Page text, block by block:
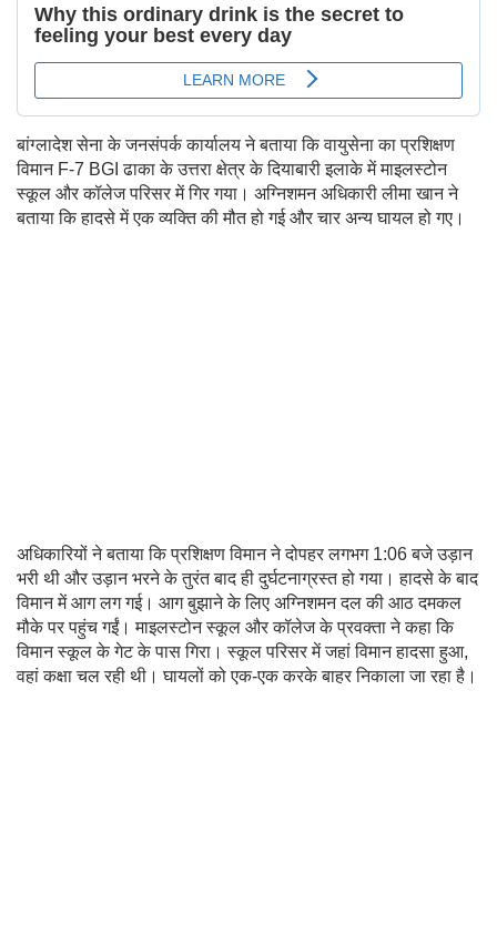
बांग्लादेश सेना के जनसंपर्क कार्यालय ने बताया कि वायुसेना का प्रशिक्षण
विमान F-7 BGI ढाका के उत्तरा क्षेत्र के दियाबारी इलाके में माइलस्टोन
स्कूल और कॉलेज परिसर में गिर गया। अग्निशमन अधिकारी लीमा खान ने
बताया कि हादसे में एक व्यक्ति की मौत हो गई और चार अन्य घायल हो गए।
अधिकारियों ने बताया कि प्रशिक्षण विमान ने दोपहर लगभग 1:06 बजे उड़ान
भरी थी और उड़ान भरने के तुरंत बाद ही दुर्घटनाग्रस्त हो गया। हादसे के बाद
विमान में आग लग गई। आग बुझाने के लिए अग्निशमन दल की आठ दमकल
मौके पर पहुंच गईं। माइलस्टोन स्कूल और कॉलेज के प्रवक्ता ने कहा कि
विमान स्कूल के गेट के पास गिरा। स्कूल परिसर में जहां विमान हादसा हुआ,
वहां कक्षा चल रही थी। घायलों को एक-एक करके बाहर निकाला जा रहा है।